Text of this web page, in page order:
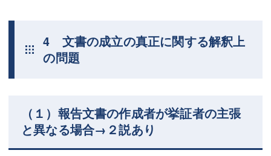
4 文書の成立の真正に関する解釈上
の問題
（１）報告文書の作成者が挙証者の主張
と異なる場合→２説あり